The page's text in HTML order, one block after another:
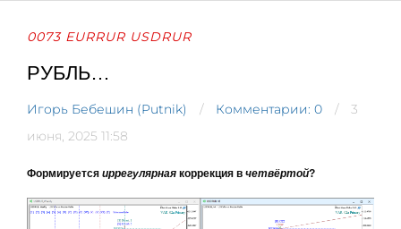
0073 EURRUR USDRUR
РУБЛЬ…
Игорь Бебешин (Putnik) Комментарии: 0
3
июня, 2025 11:58
Формируется иррегулярная коррекция в четвёртой?